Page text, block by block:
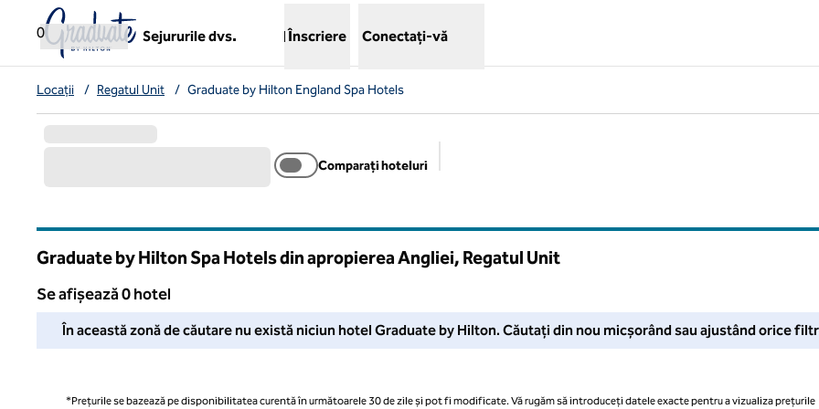
Salt la conținut
0
Sejururile dvs. Înscriere Conectați-vă
Locații / Regatul Unit / Graduate by Hilton England Spa Hotels
Comparați hoteluri
Graduate by Hilton Spa Hotels din apropierea Angliei, Regatul Unit
Se afișează 0 hotel
Nu am putut găsi niciun hotel pentru dvs. în această zonă. Ajustați-vă filtrele sau încercați să micșorați pentru mai multe
În această zonă de căutare nu există niciun hotel Graduate by Hilton. Căutați din nou micșorând sau ajustând orice
*Prețurile se bazează pe disponibilitatea curentă în următoarele 30 de zile și pot fi modificate. Vă rugăm să introduceți datele exacte pentru a vizualiza prețurile